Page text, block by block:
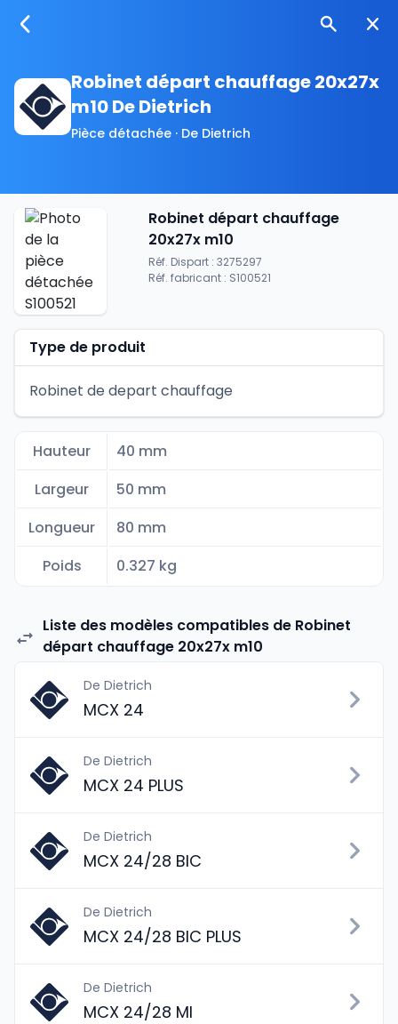
Robinet départ chauffage 20x27x
m10 De Dietrich
Pièce détachée · De Dietrich
Robinet départ chauffage
20x27x m10
Réf. Dispart : 3275297
Réf. fabricant : S100521
Type de produit
Robinet de depart chauffage
Hauteur
40 mm
Largeur
50 mm
Longueur
80 mm
Poids
0.327 kg
Liste des modèles compatibles de Robinet
départ chauffage 20x27x m10
De Dietrich
MCX 24
De Dietrich
MCX 24 PLUS
De Dietrich
MCX 24/28 BIC
De Dietrich
MCX 24/28 BIC PLUS
De Dietrich
MCX 24/28 MI